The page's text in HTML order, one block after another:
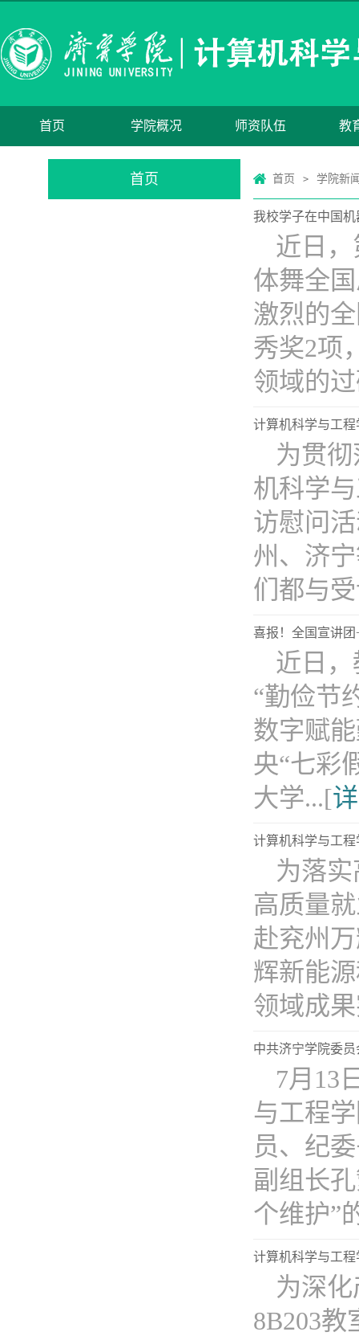
首页 学院概况 师资队伍 教
首页 首页 > 学院新
我校学子在中国
近日
体舞全
激烈的
秀奖2项
领域的
计算机科学与工
为贯
机科学
访慰问
州、济
们都与
喜报！全国宣讲团
近日
“勤俭节
数字赋
央“七彩
大学...[
计算机科学与工
为落
高质量
赴兖州
辉新能
领域成
中共济宁学院委
7月13
与工程
员、纪
副组长
个维护”
计算机科学与工
为深
8B203